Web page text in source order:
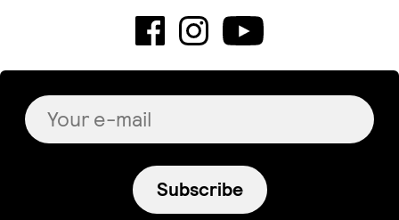
Subscribe